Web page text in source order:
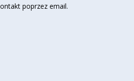
poprzez email.